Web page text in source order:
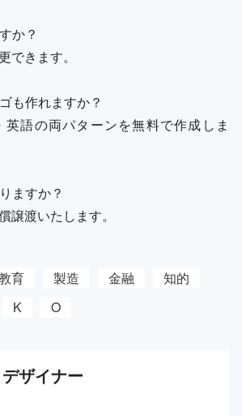
か？
できます。
も作れますか？
語の両パターンを無料で作成しま
ますか？
譲渡いたします。
育 製造 金融
知的
K O
デザイナー